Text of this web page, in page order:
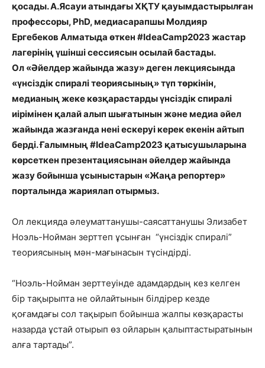
қосады. А.Ясауи атындағы ХҚТУ қауымдастырылған
профессоры, PhD, медиасарапшы Молдияр
Ергебеков Алматыда өткен #IdeaCamp2023 жастар
лагерінің үшінші сессиясын осылай бастады.
Ол «Әйелдер жайында жазу» деген лекциясында
«үнсіздік спиралі теориясының» түп төркінін,
медианың жеке көзқарастарды үнсіздік спиралі
иірімінен қалай алып шығатынын және медиа әйел
жайында жазғанда нені ескеруі керек екенін айтып
берді. Ғалымның #IdeaCamp2023 қатысушыларына
көрсеткен презентациясынан әйелдер жайында
жазу бойынша ұсыныстарын «Жаңа репортер»
порталында жариялап отырмыз.
Ол лекцияда әлеуматтанушы-саясаттанушы Элизабет
Ноэль-Нойман зерттеп ұсынған “үнсіздік спиралі”
теориясының мән-мағынасын түсіндірді.
“Ноэль-Нойман зерттеуінде адамдардың кез келген
бір тақырыпта не ойлайтынын білдірер кезде
қоғамдағы сол тақырып бойынша жалпы көзқарасты
назарда ұстай отырып өз ойларын қалыптастыратынын
алға тартады”.